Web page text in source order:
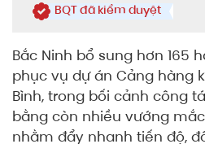
BQT đã kiểm duyệt
Bắc Ninh bổ sung hơn 165
phục vụ dự án Cảng hàng
Bình, trong bối cảnh công
bằng còn nhiều vướng
nhằm đẩy nhanh tiến độ,